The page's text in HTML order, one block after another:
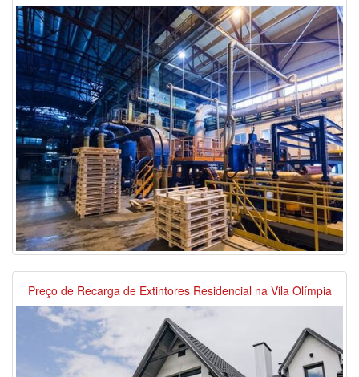
Preço de Recarga de Extintores Residencial na Vila Olímpia